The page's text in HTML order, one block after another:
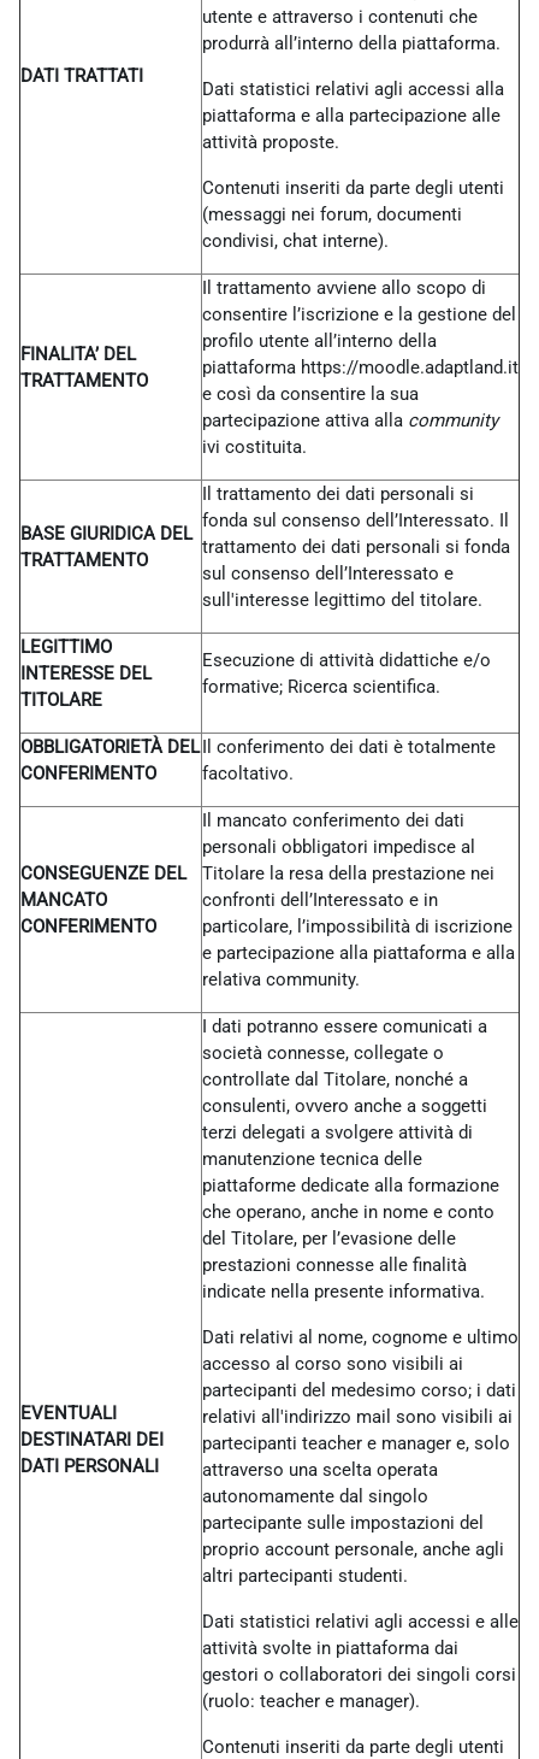
DATI TRATTATI
utente e attraverso i contenuti che
produrrà all’interno della piattaforma.
Dati statistici relativi agli accessi alla
piattaforma e alla partecipazione alle
attività proposte.
Contenuti inseriti da parte degli utenti
(messaggi nei forum, documenti
condivisi, chat interne).
FINALITA’ DEL
TRATTAMENTO
Il trattamento avviene allo scopo di
consentire l’iscrizione e la gestione del
profilo utente all’interno della
piattaforma https://moodle.adaptland.it
e così da consentire la sua
partecipazione attiva alla community
ivi costituita.
BASE GIURIDICA DEL
TRATTAMENTO
Il trattamento dei dati personali si
fonda sul consenso dell’Interessato. Il
trattamento dei dati personali si fonda
sul consenso dell’Interessato e
sull'interesse legittimo del titolare.
LEGITTIMO
INTERESSE DEL
TITOLARE
Esecuzione di attività didattiche e/o
formative; Ricerca scientifica.
OBBLIGATORIETÀ DEL
CONFERIMENTO
Il conferimento dei dati è totalmente
facoltativo.
CONSEGUENZE DEL
MANCATO
CONFERIMENTO
Il mancato conferimento dei dati
personali obbligatori impedisce al
Titolare la resa della prestazione nei
confronti dell’Interessato e in
particolare, l’impossibilità di iscrizione
e partecipazione alla piattaforma e alla
relativa community.
EVENTUALI
DESTINATARI DEI
DATI PERSONALI
I dati potranno essere comunicati a
società connesse, collegate o
controllate dal Titolare, nonché a
consulenti, ovvero anche a soggetti
terzi delegati a svolgere attività di
manutenzione tecnica delle
piattaforme dedicate alla formazione
che operano, anche in nome e conto
del Titolare, per l’evasione delle
prestazioni connesse alle finalità
indicate nella presente informativa.
Dati relativi al nome, cognome e ultimo
accesso al corso sono visibili ai
partecipanti del medesimo corso; i dati
relativi all'indirizzo mail sono visibili ai
partecipanti teacher e manager e, solo
attraverso una scelta operata
autonomamente dal singolo
partecipante sulle impostazioni del
proprio account personale, anche agli
altri partecipanti studenti.
Dati statistici relativi agli accessi e alle
attività svolte in piattaforma dai
gestori o collaboratori dei singoli corsi
(ruolo: teacher e manager).
Contenuti inseriti da parte degli utenti